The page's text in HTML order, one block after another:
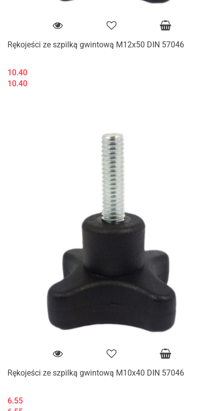
Rękojeści ze szpilką gwintową M12x50 DIN 57046
10.40
10.40
Rękojeści ze szpilką gwintową M10x40 DIN 57046
6.55